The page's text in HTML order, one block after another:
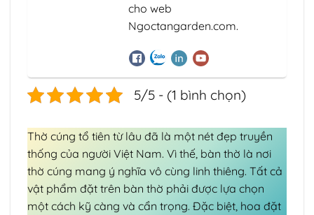
cho web
Ngoctangarden.com.
5/5 - (1 bình chọn)
Thờ cúng tổ tiên từ lâu đã là một nét đẹp truyền
thống của người Việt Nam. Vì thế, bàn thờ là nơi
thờ cúng mang ý nghĩa vô cùng linh thiêng. Tất cả
vật phẩm đặt trên bàn thờ phải được lựa chọn
một cách kỹ càng và cẩn trọng. Đặc biệt, hoa đặt